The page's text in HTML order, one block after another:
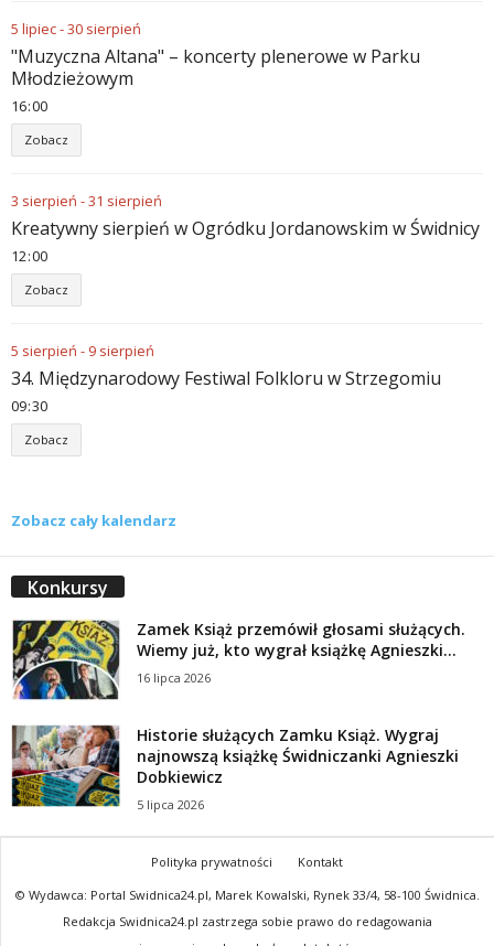
5 lipiec-30 sierpień
"Muzyczna Altana" – koncerty plenerowe w Parku
Młodzieżowym
16 00
Zobacz
3 sierpień -31 sierpień
Kreatywny sierpień w Ogródku Jordanowskim w Świdnicy
12 00
Zobacz
5 sierpień - 9 sierpień
34. Międzynarodowy Festiwal Folkloru w Strzegomiu
09 30
Zobacz
Zobacz cały kalendarz
Konkursy
Zamek Książ przemówił głosami służących.
Wiemy już, kto wygrał książkę Agnieszki...
16 lipca 2026
Historie służących Zamku Książ. Wygraj
najnowszą książkę Świdniczanki Agnieszki
Dobkiewicz
5 lipca 2026
Polityka prywatności
Kontakt
© Wydawca: Portal Swidnica24.pl, Marek Kowalski, Rynek 33/4, 58-100 Świdnica.
Redakcja Swidnica24.pl zastrzega sobie prawo do redagowania